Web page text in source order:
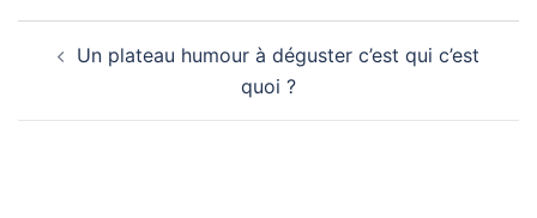
d’article
Un plateau humour à déguster c’est qui c’est
quoi ?